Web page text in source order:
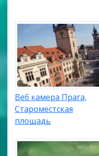
Веб камера Прага,
Староместская
площадь